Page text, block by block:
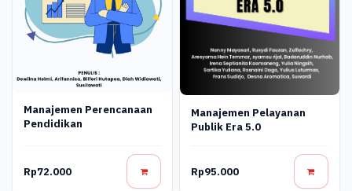
Manajemen Perencanaan
Pendidikan
Rp72.000
Manajemen Pelayanan
Publik Era 5.0
Rp95.000